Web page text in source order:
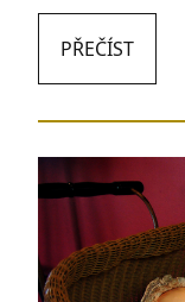
PŘEČÍST